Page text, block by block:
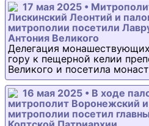
17 мая 2025 •
Лискинский Леонтий и
митрополии посетили
Антония Великого
Делегация
гору к пещерной келии
Великого и посетила
16 мая 2025 • В ходе
митрополит Воронежский
митрополии посетил